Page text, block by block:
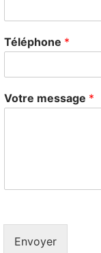
Téléphone *
Votre message *
Envoyer